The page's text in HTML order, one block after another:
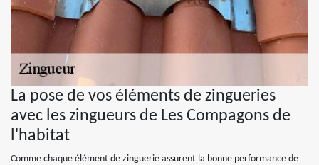
La pose de vos éléments de zingueries
avec les zingueurs de Les Compagons de
l'habitat
Comme chaque élément de zinguerie assurent la bonne performance de